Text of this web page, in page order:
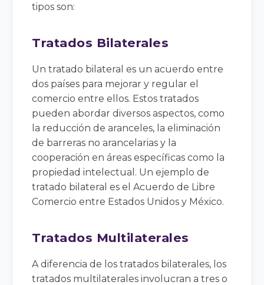
tipos son:
Tratados Bilaterales
Un tratado bilateral es un acuerdo entre
dos países para mejorar y regular el
comercio entre ellos. Estos tratados
pueden abordar diversos aspectos, como
la reducción de aranceles, la eliminación
de barreras no arancelarias y la
cooperación en áreas específicas como la
propiedad intelectual. Un ejemplo de
tratado bilateral es el Acuerdo de Libre
Comercio entre Estados Unidos y México.
Tratados Multilaterales
A diferencia de los tratados bilaterales, los
tratados multilaterales involucran a tres o